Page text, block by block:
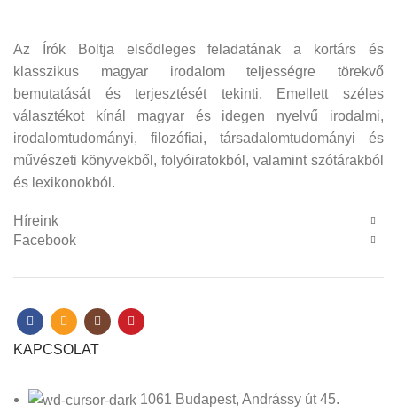
Az Írók Boltja elsődleges feladatának a kortárs és
klasszikus magyar irodalom teljességre törekvő
bemutatását és terjesztését tekinti. Emellett széles
választékot kínál magyar és idegen nyelvű irodalmi,
irodalomtudományi, filozófiai, társadalomtudományi és
művészeti könyvekből, folyóiratokból, valamint szótárakból
és lexikonokból.
Híreink
Facebook
KAPCSOLAT
1061 Budapest, Andrássy út 45.